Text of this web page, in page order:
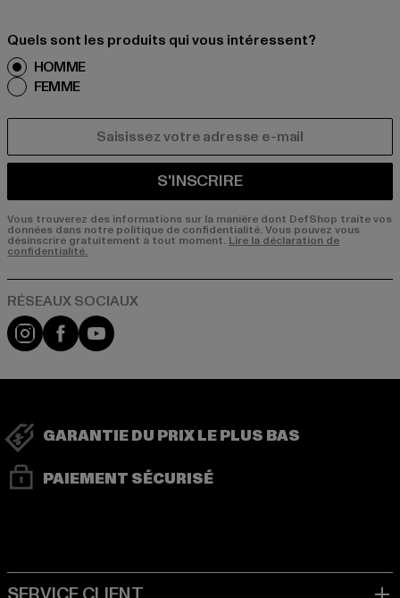
Quels sont les produits qui vous intéressent?
HOMME
FEMME
S'INSCRIRE
Vous trouverez des informations sur la manière dont DefShop traite vos
données dans notre politique de confidentialité. Vous pouvez vous
désinscrire gratuitement à tout moment. Lire la déclaration de
confidentialité.
Visit our Instagram page:
Visit our Facebook page:
Visit our YouTube channel:
GARANTIE DU PRIX LE PLUS BAS
PAIEMENT SÉCURISÉ